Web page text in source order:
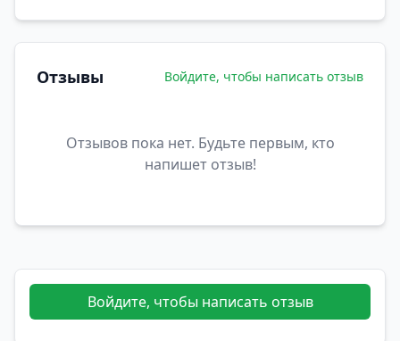
Отзывы Войдите, чтобы написать отзыв
Отзывов пока нет. Будьте первым, кто
напишет отзыв!
Войдите, чтобы написать отзыв